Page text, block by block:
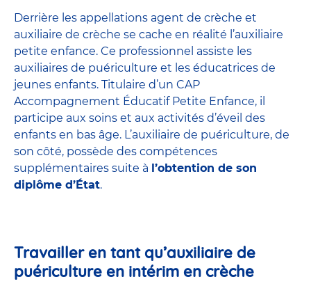
Derrière les appellations agent de crèche et
auxiliaire de crèche se cache en réalité l’auxiliaire
petite enfance. Ce professionnel assiste les
auxiliaires de puériculture et les éducatrices de
jeunes enfants. Titulaire d’un CAP
Accompagnement Éducatif Petite Enfance, il
participe aux soins et aux activités d’éveil des
enfants en bas âge. L’auxiliaire de puériculture, de
son côté, possède des compétences
supplémentaires suite à l’obtention de son
diplôme d’État.
Travailler en tant qu’auxiliaire de
puériculture en intérim en crèche